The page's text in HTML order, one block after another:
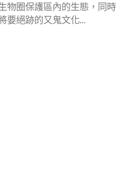
物圈保護區內的生態，同時
要絕跡的又鬼文化...